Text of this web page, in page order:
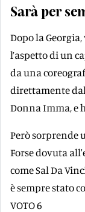
Sarà per
Dopo la
l’aspetto di un
da una
direttamente
Donna Imma, e
Però sorprende
Forse dovuta
come Sal Da
è sempre stato
VOTO 6